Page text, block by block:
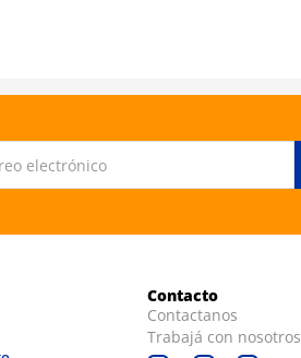
Contacto
Contactanos
Trabajá con nosotros